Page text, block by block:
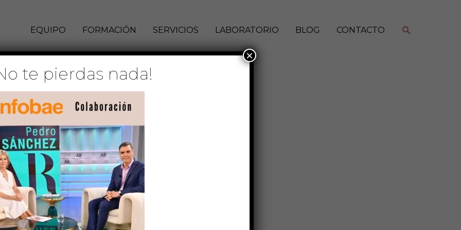
EQUIPO FORMACIÓN SERVICIOS LABORATORIO BLOG CONTACTO Buscar
julio de 2023
te pierdas nada!
×